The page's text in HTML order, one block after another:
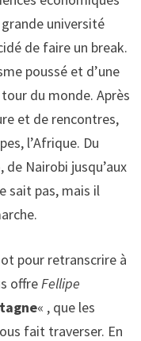
université
de faire un break.
poussé et d’une
du monde. Après
et de rencontres,
l’Afrique. Du
Nairobi jusqu’aux
sait pas, mais il
pour retranscrire à
offreFellipe
« , que les
fait traverser. En